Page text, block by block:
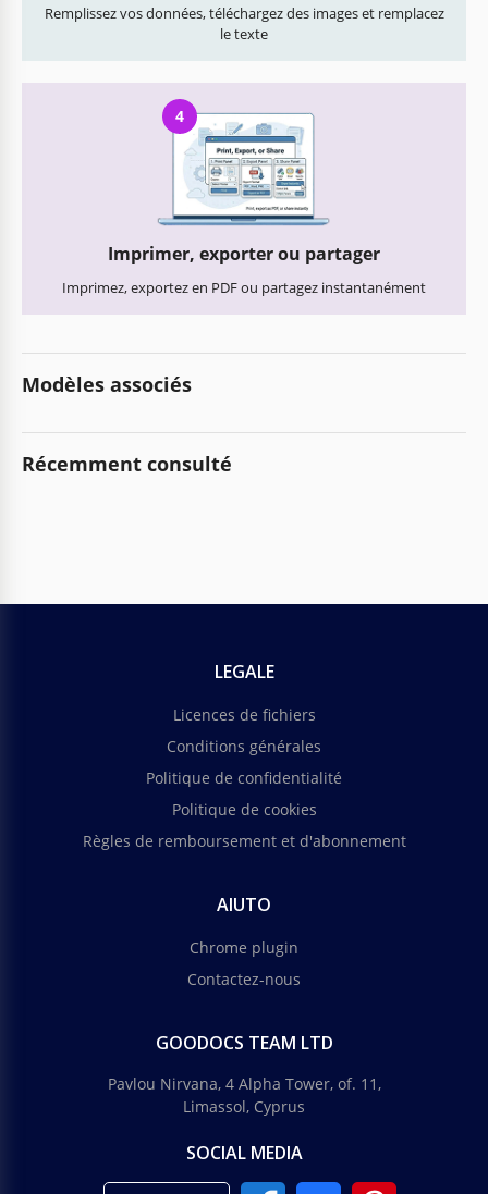
Remplissez vos données, téléchargez des images et remplacez
le texte
4
Imprimer, exporter ou partager
Imprimez, exportez en PDF ou partagez instantanément
Modèles associés
Récemment consulté
LEGALE
Licences de fichiers
Conditions générales
Politique de confidentialité
Politique de cookies
Règles de remboursement et d'abonnement
AIUTO
Chrome plugin
Contactez-nous
GOODOCS TEAM LTD
Pavlou Nirvana, 4 Alpha Tower, of. 11,
Limassol, Cyprus
SOCIAL MEDIA